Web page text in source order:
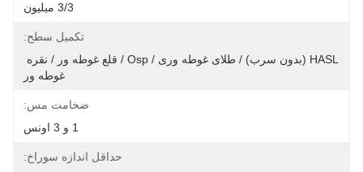
3/3 میلیون
تکمیل سطح:
HASL (بدون سرب) / طلای غوطه وری / Osp / قلع غوطه ور / نقره
غوطه ور
ضخامت مس:
حداقل اندازه سوراخ: